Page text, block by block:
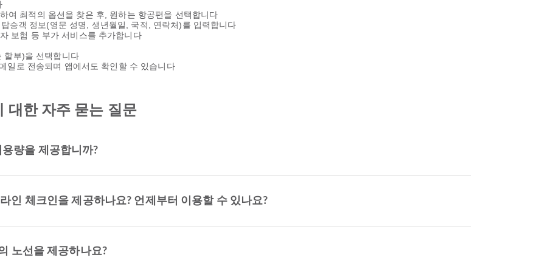
여 최적의 옵션을 찾은 후, 원하는 항공편을 선택합니다
승객 정보(영문 성명, 생년월일, 국적, 연락처)를 입력합니다
보험 등 부가 서비스를 추가합니다
할부)을 선택합니다
로 전송되며 앱에서도 확인할 수 있습니다
대한 자주 묻는 질문
량을 제공합니까?
체크인을 제공하나요? 언제부터 이용할 수 있나요?
노선을 제공하나요?